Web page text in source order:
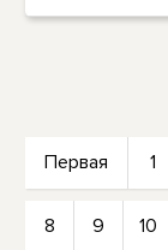
Первая 1
8 9 10